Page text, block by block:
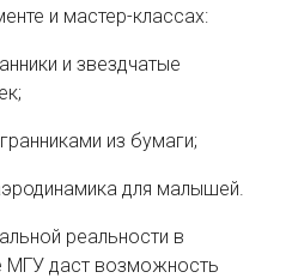
и мастер-классах:
и звездчатые
из бумаги;
для малышей.
реальности в
даст возможность